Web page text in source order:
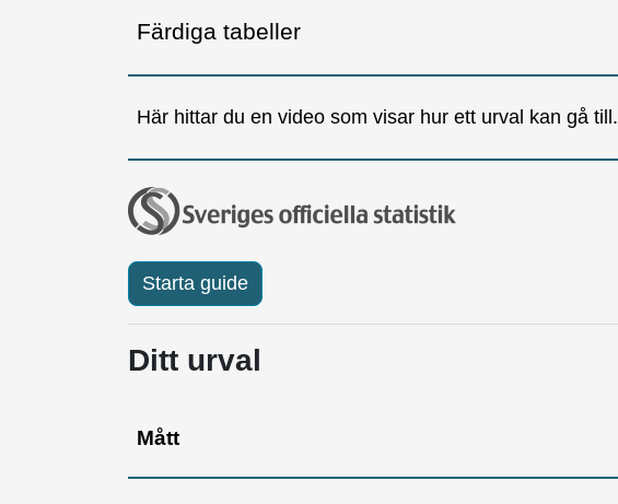
Färdiga tabeller
Här hittar du en video som visar hur ett urval kan gå till.
Starta guide
Ditt urval
Mått